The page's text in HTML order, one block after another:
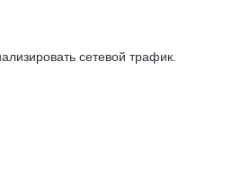
сетевой трафик.